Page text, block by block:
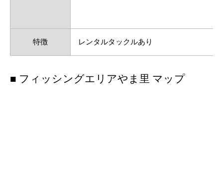
特徴 レンタルタックルあり
■ フィッシングエリアやま里 マップ